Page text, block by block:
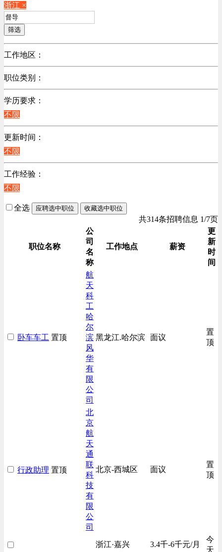
浙江 ×
筛选
工作地区：
不限
北京
广东
江苏
陕西
浙江
辽宁
上海
职位类别：
不限
学历要求：
不限
更新时间：
不限
工作经验：
不限
全选 应聘选中职位 收藏选中职位
共314条招聘信息 1/7页
职位名称
公
司
名
称
工作地点 薪资
更
新
时
间
卧车车工 置顶
航
天
科
工
哈
尔
滨
风
华
有
限
公
司
黑龙江.哈尔滨 面议
置
顶
行政助理 置顶
北
京
航
天
通
联
科
技
有
限
公
司
北京-西城区 面议
置
顶
浙江·嘉兴 3.4千-6千元/月
今
天